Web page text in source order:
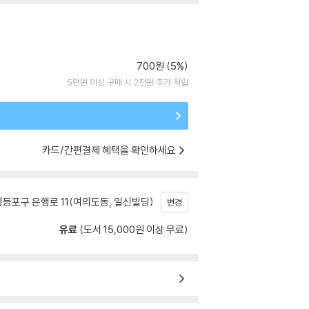
700원 (5%)
5만원 이상 구매 시 2천원 추가 적립
카드/간편결제 혜택을 확인하세요
포구 은행로 11(여의도동, 일신빌딩) 변경
유료 (도서 15,000원 이상 무료)